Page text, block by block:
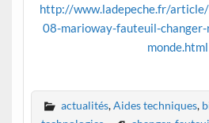
http://www.ladepeche.fr/
08-marioway-fauteuil-
monde.html
actualités,Aides techniques,